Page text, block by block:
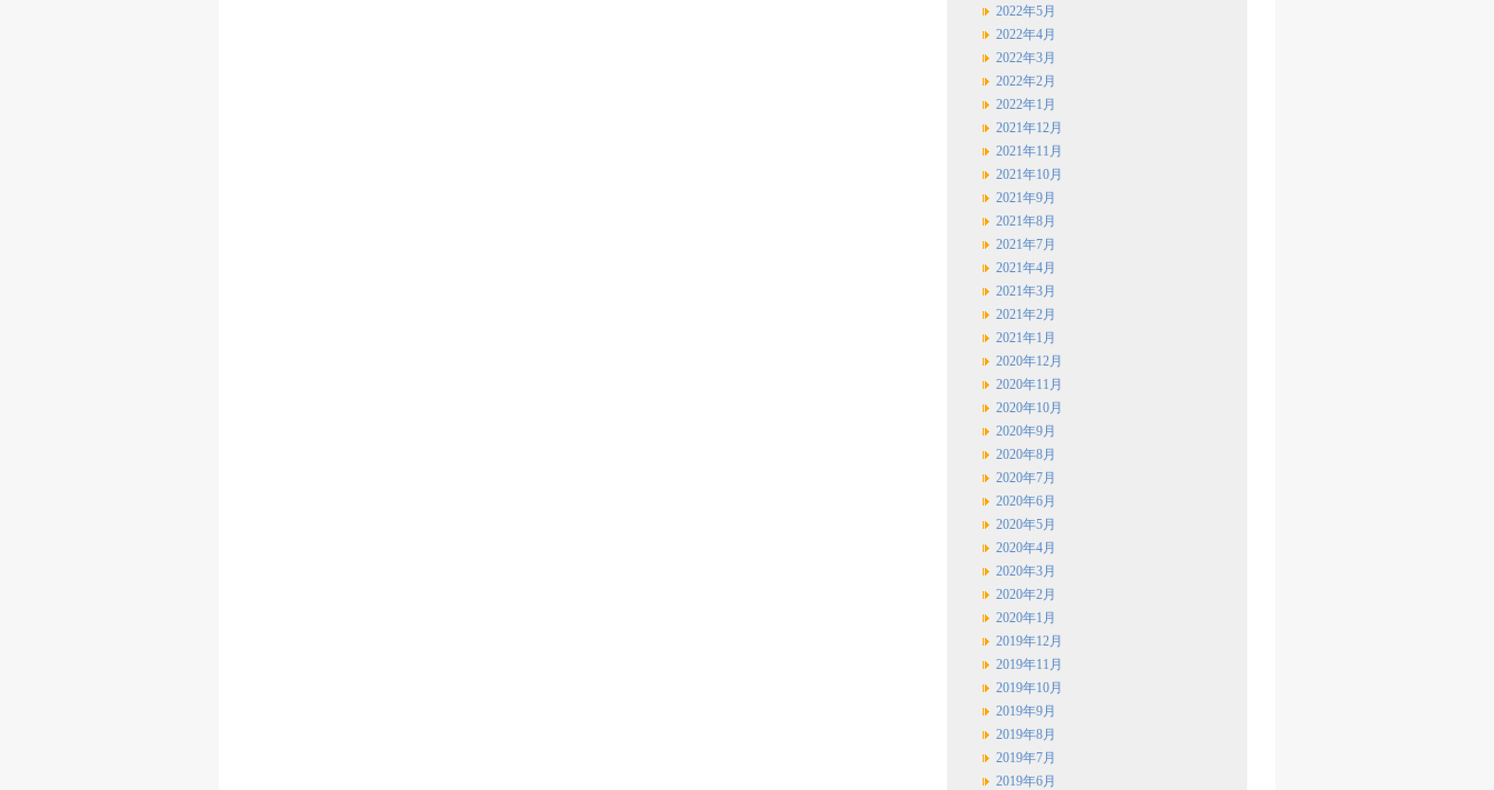
2022年5月
2022年4月
2022年3月
2022年2月
2022年1月
2021年12月
2021年11月
2021年10月
2021年9月
2021年8月
2021年7月
2021年4月
2021年3月
2021年2月
2021年1月
2020年12月
2020年11月
2020年10月
2020年9月
2020年8月
2020年7月
2020年6月
2020年5月
2020年4月
2020年3月
2020年2月
2020年1月
2019年12月
2019年11月
2019年10月
2019年9月
2019年8月
2019年7月
2019年6月